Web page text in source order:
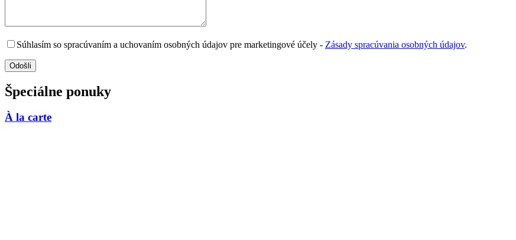
Súhlasím so spracúvaním a uchovaním osobných údajov pre marketingové účely - Zásady spracúvania osobných údajov.
Špeciálne ponuky
À la carte